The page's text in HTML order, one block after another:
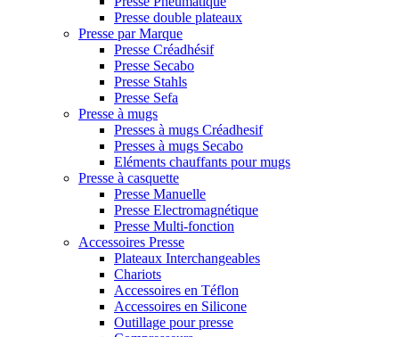
Presse double plateaux
Presse par Marque
Presse Créadhésif
Presse Secabo
Presse Stahls
Presse Sefa
Presse à mugs
Presses à mugs Créadhesif
Presses à mugs Secabo
Eléments chauffants pour mugs
Presse à casquette
Presse Manuelle
Presse Electromagnétique
Presse Multi-fonction
Accessoires Presse
Plateaux Interchangeables
Chariots
Accessoires en Téflon
Accessoires en Silicone
Outillage pour presse